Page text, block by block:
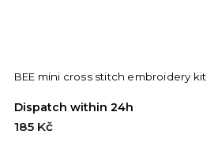
BEE mini cross stitch embroidery kit
Dispatch within 24h
185 Kč